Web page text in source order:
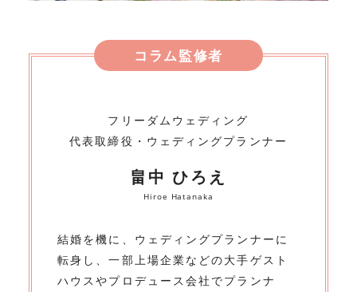
コラム監修者
フリーダムウェディング
代表取締役・ウェディングプランナー
畠中 ひろえ
Hiroe Hatanaka
結婚を機に、ウェディングプランナーに
転身し、一部上場企業などの大手ゲスト
ハウスやプロデュース会社でプランナ